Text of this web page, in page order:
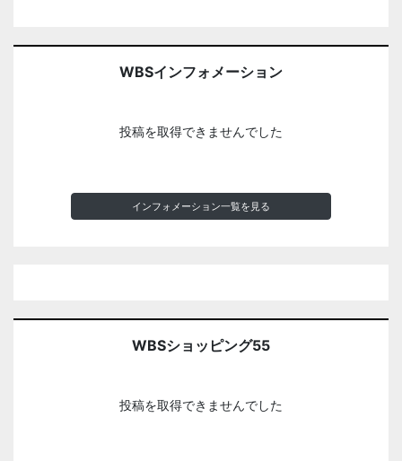
WBSインフォメーション
投稿を取得できませんでした
インフォメーション一覧を見る
WBSショッピング55
投稿を取得できませんでした